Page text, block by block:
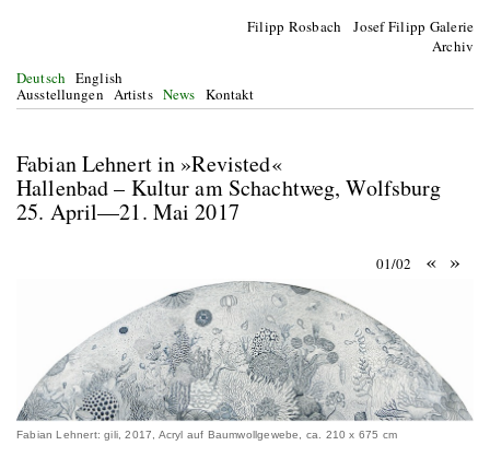
Filipp Rosbach Josef Filipp Galerie
Archiv
Deutsch English
Ausstellungen Artists News Kontakt
Fabian Lehnert in »Revisted«
Hallenbad – Kultur am Schachtweg, Wolfsburg
25. April—21. Mai 2017
01/02 « »
Fabian Lehnert: gili, 2017, Acryl auf Baumwollgewebe, ca. 210 x 675 cm